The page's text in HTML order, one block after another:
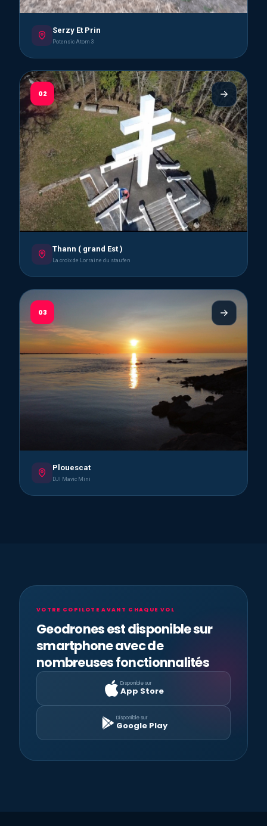
Serzy Et Prin
Potensic Atom 3
02
Thann ( grand Est )
La croix de Lorraine du staufen
03
Plouescat
DJI Mavic Mini
VOTRE COPILOTE AVANT CHAQUE VOL
Geodrones est disponible sur
smartphone avec de
nombreuses fonctionnalités
Disponible sur
App Store
Disponible sur
Google Play